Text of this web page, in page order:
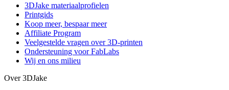
3DJake materiaalprofielen
Printgids
Koop meer, bespaar meer
Affiliate Program
Veelgestelde vragen over 3D-printen
Ondersteuning voor FabLabs
Wij en ons milieu
Over 3DJake